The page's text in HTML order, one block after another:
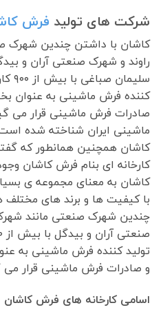
شرکت های تولید فرش
کاشان با داشتن چندین شهرک
راوند و شهرک صنعتی آران و
کننده فرش ماشینی به عنوان
صادرات فرش ماشینی قرار می
ماشینی ایران شناخته شده
کاشان همچنین همانطور که
کارخانه ای بنام فرش کاشان
کاشان به معنای مجموعه ی
با کیفیت ها و برند های
چندین شهرک صنعتی مانند
تولید کننده فرش ماشینی به
و صادرات فرش ماشینی قرار می
اسامی کارخانه های فرش کاشان